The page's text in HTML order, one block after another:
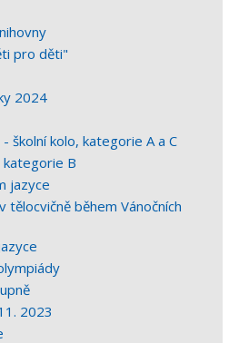
pro děti"
2024
školní kolo, kategorie A a C
kategorie B
jazyce
během Vánočních
2023